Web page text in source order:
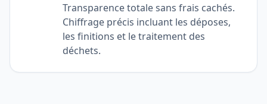
Transparence totale sans frais cachés.
Chiffrage précis incluant les déposes,
les finitions et le traitement des
déchets.